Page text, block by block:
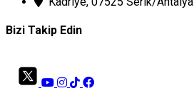
Bizi Takip Edin